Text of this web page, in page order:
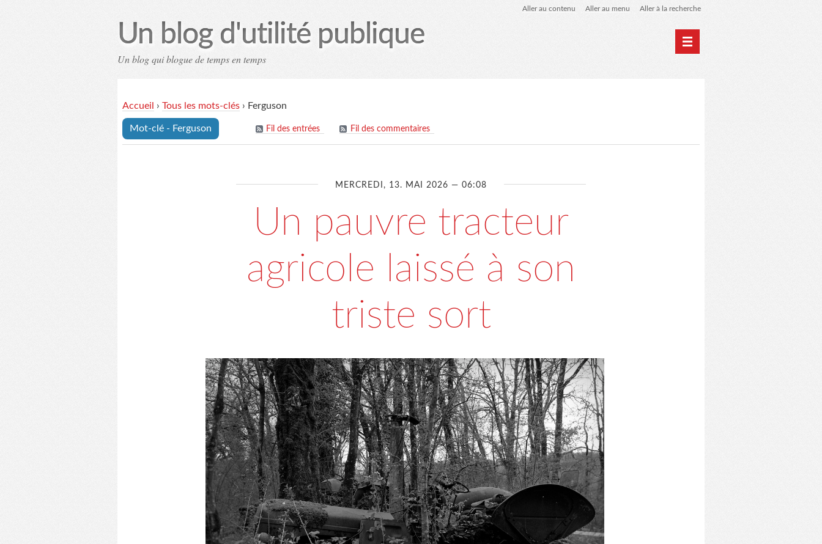
Aller au contenu Aller au menu Aller à la recherche
Un blog d'utilité publique
Un blog qui blogue de temps en temps
Accueil
› Tous les mots-clés › Ferguson
Mot-clé - Ferguson Fil des entrées Fil des commentaires
MERCREDI, 13. MAI 2026 — 06:08
Un pauvre tracteur
agricole laissé à son
triste sort